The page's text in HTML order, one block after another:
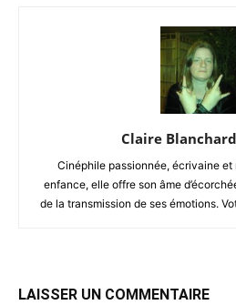
Claire
Cinéphile passionnée, écrivaine et
enfance, elle offre son âme
de la transmission de ses émotions.
LAISSER UN COMMENTAIRE